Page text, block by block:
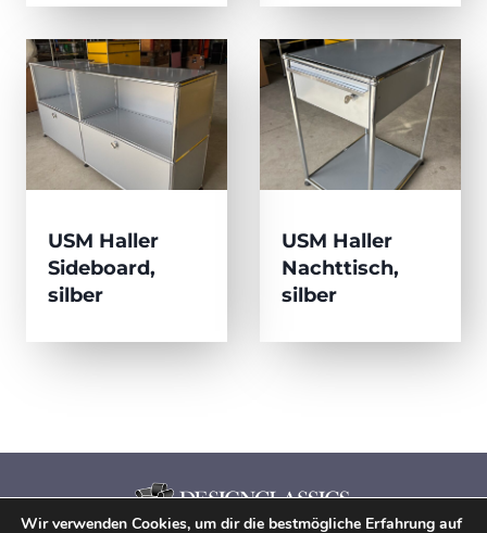
USM Haller
Sideboard,
silber
USM Haller
Nachttisch,
silber
Wir verwenden Cookies, um dir die bestmögliche Erfahrung auf